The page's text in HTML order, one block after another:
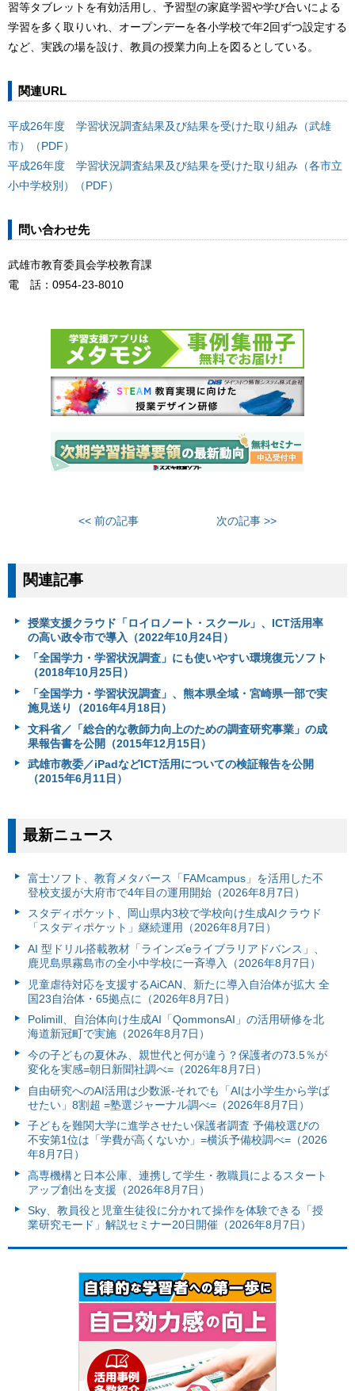
習等タブレットを有効活用し、予習型の家庭学習や学び合いによる
学習を多く取りいれ、オープンデーを各小学校で年2回ずつ設定する
など、実践の場を設け、教員の授業力向上を図るとしている。
関連URL
平成26年度 学習状況調査結果及び結果を受けた取り組み（武雄
市）（PDF）
平成26年度 学習状況調査結果及び結果を受けた取り組み（各市立
小中学校別）（PDF）
問い合わせ先
武雄市教育委員会学校教育課
電 話：0954-23-8010
<< 前の記事 次の記事 >>
関連記事
授業支援クラウド「ロイロノート・スクール」、ICT活用率
の高い政令市で導入（2022年10月24日）
「全国学力・学習状況調査」にも使いやすい環境復元ソフト
（2018年10月25日）
「全国学力・学習状況調査」、熊本県全域・宮崎県一部で実
施見送り（2016年4月18日）
文科省／「総合的な教師力向上のための調査研究事業」の成
果報告書を公開（2015年12月15日）
武雄市教委／iPadなどICT活用についての検証報告を公開
（2015年6月11日）
最新ニュース
富⼠ソフト、教育メタバース「FAMcampus」を活用した不
登校支援が大府市で4年目の運用開始（2026年8月7日）
スタディポケット、岡山県内3校で学校向け生成AIクラウド
「スタディポケット」継続運用（2026年8月7日）
AI 型ドリル搭載教材「ラインズeライブラリアドバンス」、
鹿児島県霧島市の全小中学校に一斉導入（2026年8月7日）
児童虐待対応を支援するAiCAN、新たに導入自治体が拡大 全
国23自治体・65拠点に（2026年8月7日）
Polimill、自治体向け生成AI「QommonsAI」の活用研修を北
海道新冠町で実施（2026年8月7日）
今の子どもの夏休み、親世代と何が違う？保護者の73.5％が
変化を実感=朝日新聞社調べ=（2026年8月7日）
自由研究へのAI活用は少数派-それでも「AIは小学生から学ば
せたい」8割超 =塾選ジャーナル調べ=（2026年8月7日）
子どもを難関大学に進学させたい保護者調査 予備校選びの
不安第1位は「学費が高くないか」=横浜予備校調べ=（2026
年8月7日）
高専機構と日本公庫、連携して学生・教職員によるスタート
アップ創出を支援（2026年8月7日）
Sky、教員役と児童生徒役に分かれて操作を体験できる「授
業研究モード」解説セミナー20日開催（2026年8月7日）